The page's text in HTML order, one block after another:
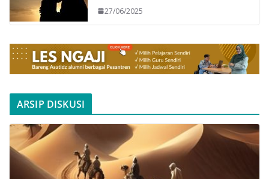
27/06/2025
ARSIP DISKUSI